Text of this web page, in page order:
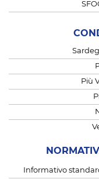
Più
Informativo